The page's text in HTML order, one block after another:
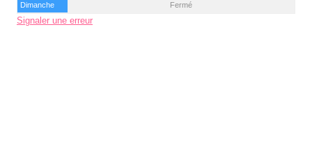
Dimanche
Fermé
Signaler une erreur